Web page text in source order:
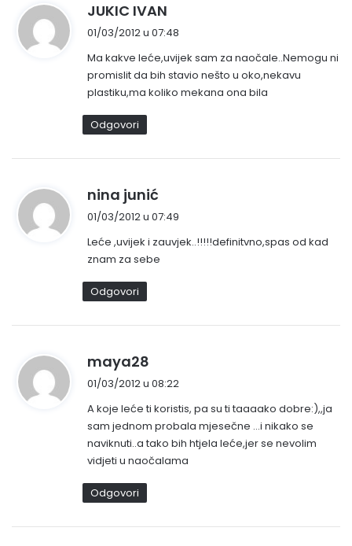
JUKIC IVAN
a
i
s
a
01/03/2012 u 07:48
Ma kakve leće,uvijek sam za naočale..Nemogu ni
promislit da bih stavio nešto u oko,nekavu
plastiku,ma koliko mekana ona bila
Odgovori
nina junić
a
i
s
01/03/2012 u 07:49
Leće ,uvijek i zauvjek..!!!!!definitvno,spas od kad
znam za sebe
Odgovori
maya28
a
i
s
a
o
01/03/2012 u 08:22
A koje leće ti koristis, pa su ti taaaako dobre:),,ja
sam jednom probala mjesečne …i nikako se
naviknuti..a tako bih htjela leće,jer se nevolim
vidjeti u naočalama
Odgovori